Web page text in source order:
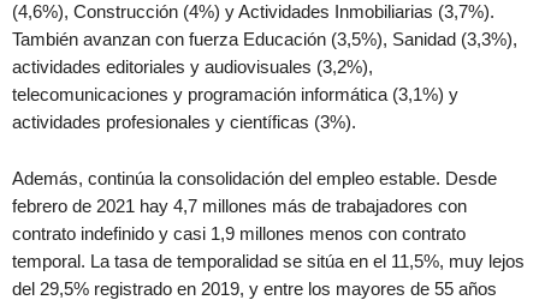
(4,6%), Construcción (4%) y Actividades Inmobiliarias (3,7%).
También avanzan con fuerza Educación (3,5%), Sanidad (3,3%),
actividades editoriales y audiovisuales (3,2%),
telecomunicaciones y programación informática (3,1%) y
actividades profesionales y científicas (3%).
Además, continúa la consolidación del empleo estable. Desde
febrero de 2021 hay 4,7 millones más de trabajadores con
contrato indefinido y casi 1,9 millones menos con contrato
temporal. La tasa de temporalidad se sitúa en el 11,5%, muy lejos
del 29,5% registrado en 2019, y entre los mayores de 55 años